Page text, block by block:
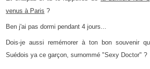
venus à Paris ?
Ben j'ai pas dormi pendant 4 jours...
Dois-je aussi remémorer à ton bon souvenir
Suédois ya ce garçon, surnommé "Sexy Doctor" ?